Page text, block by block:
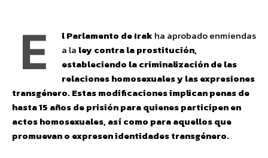
E l Parlamento de Irak ha aprobado enmiendas
a la ley contra la prostitución,
estableciendo la criminalización de las
relaciones homosexuales y las expresiones
transgénero. Estas modificaciones implican penas de
hasta 15 años de prisión para quienes participen en
actos homosexuales, así como para aquellos que
promuevan o expresen identidades transgénero.